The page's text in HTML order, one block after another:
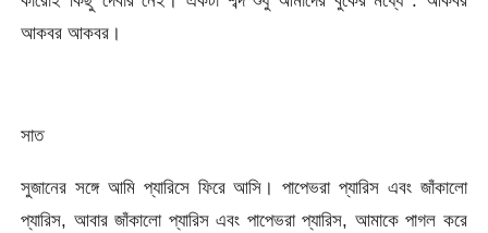
আকবর আকবর।
সাত
সুজানের সঙ্গে আমি প্যারিসে ফিরে আসি। পাপেভরা প্যারিস এবং জাঁকালো
প্যারিস, আবার জাঁকালো প্যারিস এবং পাপেভরা প্যারিস, আমাকে পাগল করে